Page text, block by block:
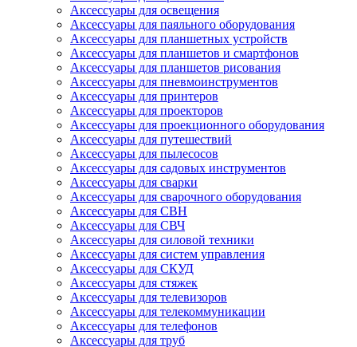
Аксессуары для освещения
Аксессуары для паяльного оборудования
Аксессуары для планшетных устройств
Аксессуары для планшетов и смартфонов
Аксессуары для планшетов рисования
Аксессуары для пневмоинструментов
Аксессуары для принтеров
Аксессуары для проекторов
Аксессуары для проекционного оборудования
Аксессуары для путешествий
Аксессуары для пылесосов
Аксессуары для садовых инструментов
Аксессуары для сварки
Аксессуары для сварочного оборудования
Аксессуары для СВН
Аксессуары для СВЧ
Аксессуары для силовой техники
Аксессуары для систем управления
Аксессуары для СКУД
Аксессуары для стяжек
Аксессуары для телевизоров
Аксессуары для телекоммуникации
Аксессуары для телефонов
Аксессуары для труб